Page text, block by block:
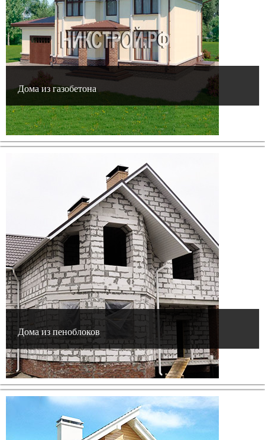
Дома из газобетона
Дома из пеноблоков